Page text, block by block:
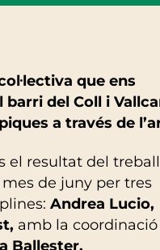
que ens
del Coll i
a través de
el resultat del treball
de juny per tres
Andrea Lucio,
amb la coordinació
Ballester.